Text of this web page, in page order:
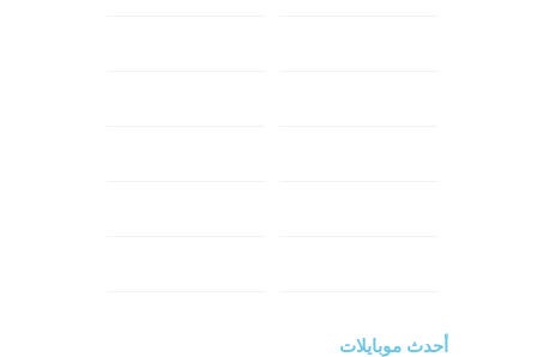
أحدث موبايلات